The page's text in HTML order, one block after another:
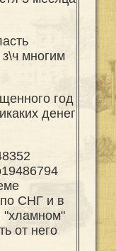
многим
год
денег
по СНГ и в
"хламном"
от него